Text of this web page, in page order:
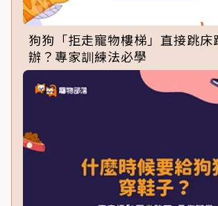
狗狗「拒走寵物樓梯」直接跳床
辦？專家訓練法必學